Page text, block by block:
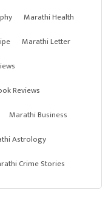
Marathi Health
Marathi Letter
Reviews
Marathi Business
Astrology
Crime Stories